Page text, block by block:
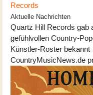
Records
Aktuelle Nachrichten
Quartz Hill Records gab
gefühlvollen Country-
Künstler-Roster
CountryMusicNews.de